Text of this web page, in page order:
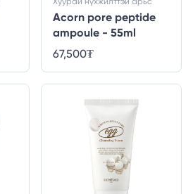
Acorn pore peptide
ampoule - 55ml
67,500₮